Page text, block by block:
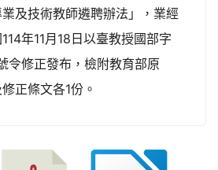
業及技術教師遴聘辦法」，業經
年11月18日以臺教授國部字
令修正發布，檢附教育部原
正條文各1份。